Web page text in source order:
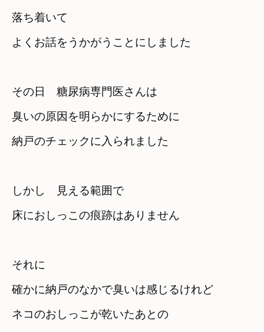
落ち着いて
よくお話をうかがうことにしました
その日　糖尿病専門医さんは
臭いの原因を明らかにするために
納戸のチェックに入られました
しかし　見える範囲で
床におしっこの痕跡はありません
それに
確かに納戸のなかで臭いは感じるけれど
ネコのおしっこが乾いたあとの